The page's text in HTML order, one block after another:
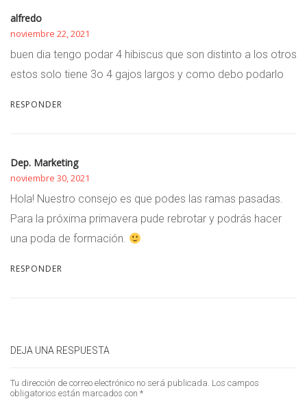
alfredo
noviembre 22, 2021
buen dia tengo podar 4 hibiscus que son distinto a los otros
estos solo tiene 3o 4 gajos largos y como debo podarlo
RESPONDER
Dep. Marketing
noviembre 30, 2021
Hola! Nuestro consejo es que podes las ramas pasadas.
Para la próxima primavera pude rebrotar y podrás hacer
una poda de formación.
RESPONDER
DEJA UNA RESPUESTA
Tu dirección de correo electrónico no será publicada. Los campos
obligatorios están marcados con *